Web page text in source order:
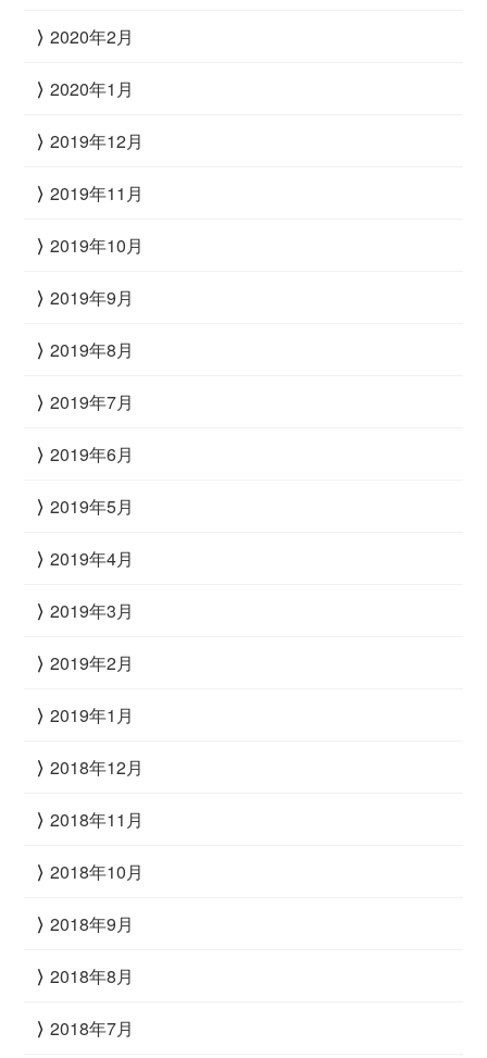
2020年2月
2020年1月
2019年12月
2019年11月
2019年10月
2019年9月
2019年8月
2019年7月
2019年6月
2019年5月
2019年4月
2019年3月
2019年2月
2019年1月
2018年12月
2018年11月
2018年10月
2018年9月
2018年8月
2018年7月